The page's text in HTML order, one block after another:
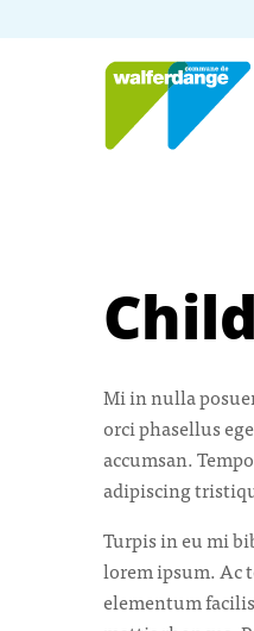
Mi in nulla
orci phasellus
accumsan.
adipiscing
Turpis in eu mi
lorem ipsum. Ac
elementum